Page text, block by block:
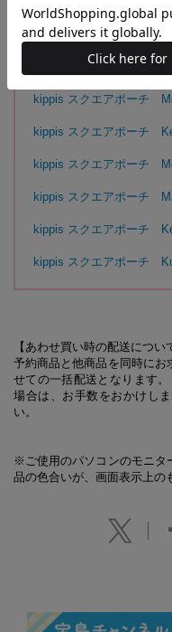
【同時発売のアイテムは
kippis スクエアポーチ
kippis スクエアポーチ
kippis スクエアポーチ
kippis スクエアポーチ
kippis スクエアポーチ
kippis スクエアポーチ
kippis スクエアポーチ
【あわせ買い時の配送につい
予約商品と他商品を同時にお
せての一括配送となります
場合は、お手数をおかけし
い。
※ご使用のパソコンのモニタ
品の色合いが、画面表示上の